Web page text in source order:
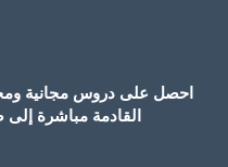
احصل على دروس مجانية
القادمة مباشرة